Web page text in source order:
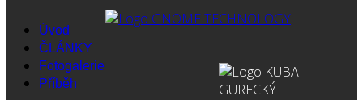
Úvod
ČLÁNKY
Fotogalerie
Příběh